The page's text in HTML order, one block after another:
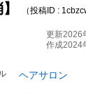
（投稿ID :
更新2026
作成2024
ヘアサロン